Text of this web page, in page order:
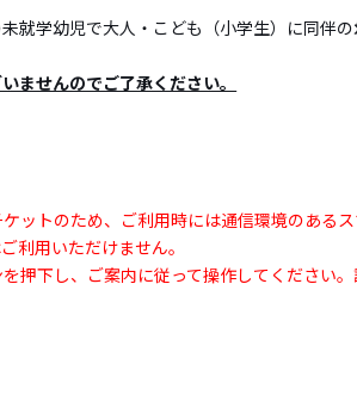
どなど。乗っているだけでも楽しい江
りおり」ができる乗車券「のりおりく
ます！
就学幼児で大人・こども（小学生）に同伴
ませんのでご了承ください。
ットのため、ご利用時には通信環境のある
利用いただけません。
押下し、ご案内に従って操作してください